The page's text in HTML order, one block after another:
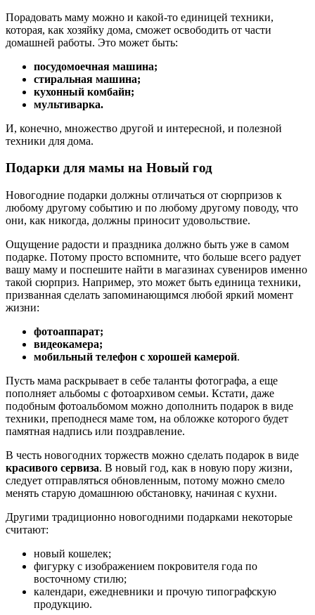
Порадовать маму можно и какой-то единицей техники,
которая, как хозяйку дома, сможет освободить от части
домашней работы. Это может быть:
посудомоечная машина;
стиральная машина;
кухонный комбайн;
мультиварка.
И, конечно, множество другой и интересной, и полезной
техники для дома.
Подарки для мамы на Новый год
Новогодние подарки должны отличаться от сюрпризов к
любому другому событию и по любому другому поводу, что
они, как никогда, должны приносит удовольствие.
Ощущение радости и праздника должно быть уже в самом
подарке. Потому просто вспомните, что больше всего радует
вашу маму и поспешите найти в магазинах сувениров именно
такой сюрприз. Например, это может быть единица техники,
призванная сделать запоминающимся любой яркий момент
жизни:
фотоаппарат;
видеокамера;
мобильный телефон с хорошей камерой.
Пусть мама раскрывает в себе таланты фотографа, а еще
пополняет альбомы с фотоархивом семьи. Кстати, даже
подобным фотоальбомом можно дополнить подарок в виде
техники, преподнеся маме том, на обложке которого будет
памятная надпись или поздравление.
В честь новогодних торжеств можно сделать подарок в виде
красивого сервиза. В новый год, как в новую пору жизни,
следует отправляться обновленным, потому можно смело
менять старую домашнюю обстановку, начиная с кухни.
Другими традиционно новогодними подарками некоторые
считают:
новый кошелек;
фигурку с изображением покровителя года по
восточному стилю;
календари, ежедневники и прочую типографскую
продукцию.